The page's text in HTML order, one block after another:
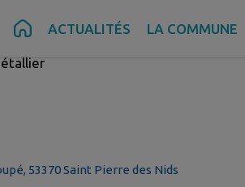
Pied de page
ACTUALITÉS LA COMMUNE
53370 Saint Pierre des Nids